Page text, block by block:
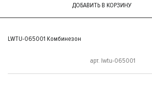
ДОБАВИТЬ В КОРЗИНУ
LWTU-065001 Комбинезон
арт. lwtu-065001